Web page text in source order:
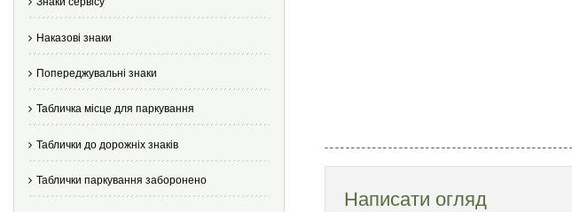
Наказові знаки
Попереджувальні знаки
Табличка місце для паркування
Таблички до дорожніх знаків
Таблички паркування заборонено
Написати огляд